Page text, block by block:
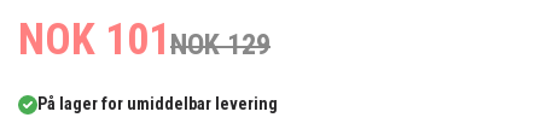
NOK 101NOK 129
På lager for umiddelbar levering